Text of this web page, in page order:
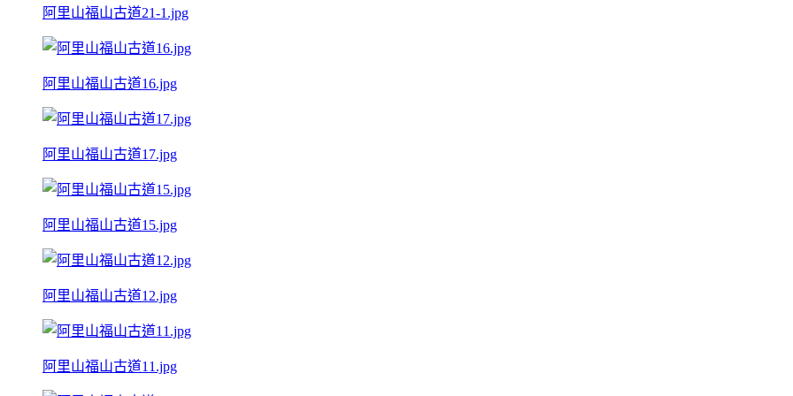
阿里山福山古道21-1.jpg
阿里山福山古道16.jpg
阿里山福山古道17.jpg
阿里山福山古道15.jpg
阿里山福山古道12.jpg
阿里山福山古道11.jpg